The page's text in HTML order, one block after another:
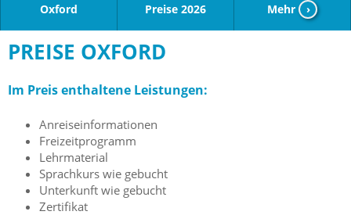
Oxford Preise 2026 Mehr ›
PREISE OXFORD
Im Preis enthaltene Leistungen:
Anreiseinformationen
Freizeitprogramm
Lehrmaterial
Sprachkurs wie gebucht
Unterkunft wie gebucht
Zertifikat